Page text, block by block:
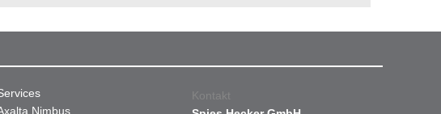
Nimbus
Kontakt